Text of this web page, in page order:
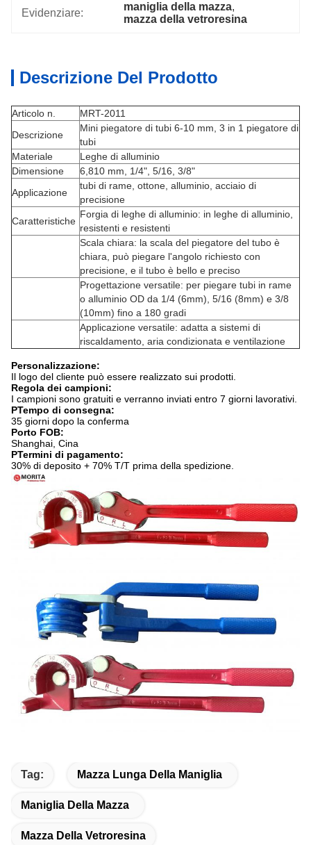
Evidenziare:
maniglia della mazza,
mazza della vetroresina
Descrizione Del Prodotto
Articolo n.
MRT-2011
Descrizione
Mini piegatore di tubi 6-10 mm, 3 in 1 piegatore di
tubi
Materiale
Leghe di alluminio
Dimensione
6,810 mm, 1/4", 5/16, 3/8"
Applicazione
tubi di rame, ottone, alluminio, acciaio di
precisione
Caratteristiche
Forgia di leghe di alluminio: in leghe di alluminio,
resistenti e resistenti
Scala chiara: la scala del piegatore del tubo è
chiara, può piegare l'angolo richiesto con
precisione, e il tubo è bello e preciso
Progettazione versatile: per piegare tubi in rame
o alluminio OD da 1/4 (6mm), 5/16 (8mm) e 3/8
(10mm) fino a 180 gradi
Applicazione versatile: adatta a sistemi di
riscaldamento, aria condizionata e ventilazione
Personalizzazione:
Il logo del cliente può essere realizzato sui prodotti.
Regola dei campioni:
I campioni sono gratuiti e verranno inviati entro 7 giorni lavorativi.
PTempo di consegna:
35 giorni dopo la conferma
Porto FOB:
Shanghai, Cina
PTermini di pagamento:
30% di deposito + 70% T/T prima della spedizione.
Tag: Mazza Lunga Della Maniglia
Maniglia Della Mazza
Mazza Della Vetroresina